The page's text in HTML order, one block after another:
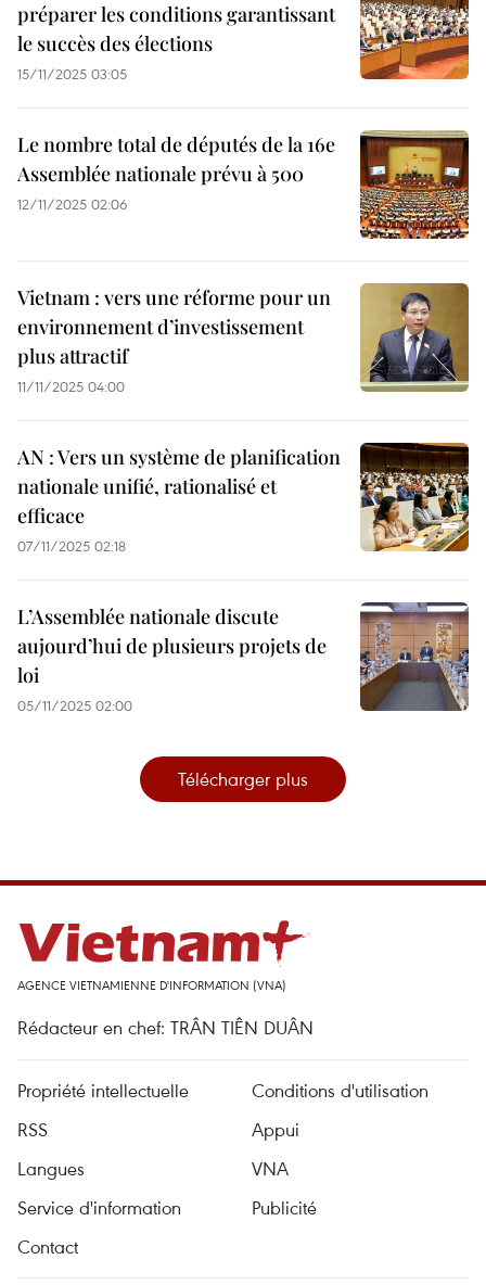
préparer les conditions garantissant
le succès des élections
15/11/2025 03:05
Le nombre total de députés de la 16e
Assemblée nationale prévu à 500
12/11/2025 02:06
Vietnam : vers une réforme pour un
environnement d’investissement
plus attractif
11/11/2025 04:00
AN : Vers un système de planification
nationale unifié, rationalisé et
efficace
07/11/2025 02:18
L’Assemblée nationale discute
aujourd’hui de plusieurs projets de
loi
05/11/2025 02:00
Télécharger plus
AGENCE VIETNAMIENNE D'INFORMATION (VNA)
Rédacteur en chef: TRÂN TIÊN DUÂN
Propriété intellectuelle
Conditions d'utilisation
RSS
Appui
Langues
VNA
Service d'information
Publicité
Contact